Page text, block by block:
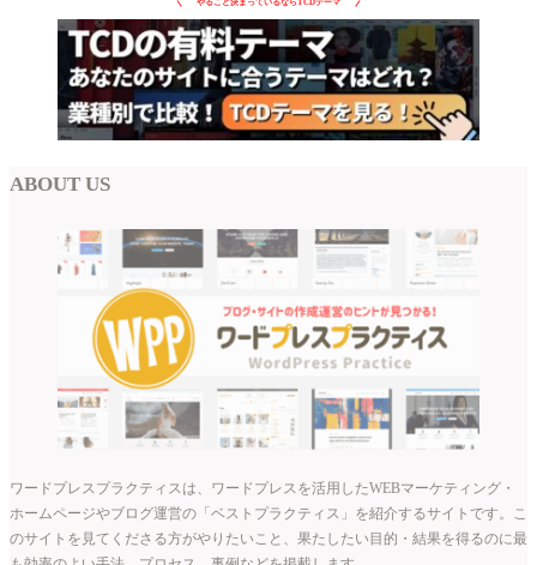
やること決まっているならTCDテーマ
ABOUT US
ワードプレスプラクティスは、ワードプレスを活用したWEBマーケティング・
ホームページやブログ運営の「ベストプラクティス」を紹介するサイトです。こ
のサイトを見てくださる方がやりたいこと、果たしたい目的・結果を得るのに最